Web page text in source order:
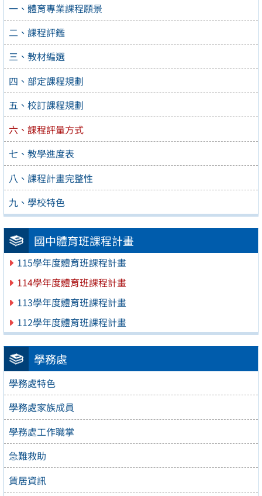
一、體育專業課程願景
二、課程評鑑
三、教材編選
四、部定課程規劃
五、校訂課程規劃
六、課程評量方式
七、教學進度表
八、課程計畫完整性
九、學校特色
國中體育班課程計畫
115學年度體育班課程計畫
114學年度體育班課程計畫
113學年度體育班課程計畫
112學年度體育班課程計畫
學務處
學務處特色
學務處家族成員
學務處工作職掌
急難救助
賃居資訊